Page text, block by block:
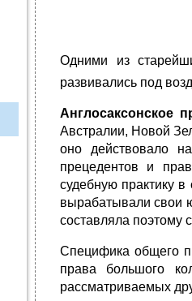
Одними из
развивались под
Англосаксонское
Австралии, Новой
оно действовало
прецедентов и
судебную практику
вырабатывали свои
составляла поэтому
Специфика общего
права большого
рассматриваемых